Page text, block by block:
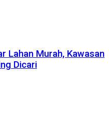
Lahan Murah, Kawasan
Dicari